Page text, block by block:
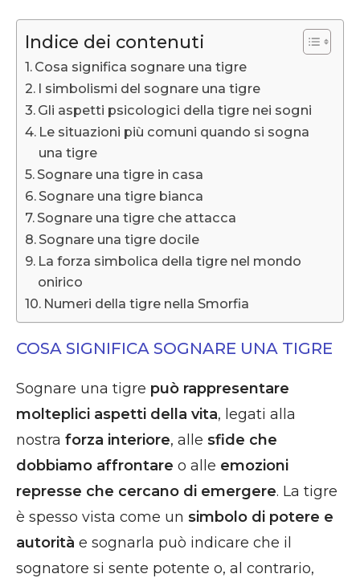
Indice dei contenuti
Cosa significa sognare una tigre
I simbolismi del sognare una tigre
Gli aspetti psicologici della tigre nei sogni
Le situazioni più comuni quando si sogna
una tigre
Sognare una tigre in casa
Sognare una tigre bianca
Sognare una tigre che attacca
Sognare una tigre docile
La forza simbolica della tigre nel mondo
onirico
Numeri della tigre nella Smorfia
COSA SIGNIFICA SOGNARE UNA TIGRE
Sognare una tigre può rappresentare
molteplici aspetti della vita, legati alla
nostra forza interiore, alle sfide che
dobbiamo affrontare o alle emozioni
represse che cercano di emergere. La tigre
è spesso vista come un simbolo di potere e
autorità e sognarla può indicare che il
sognatore si sente potente o, al contrario,